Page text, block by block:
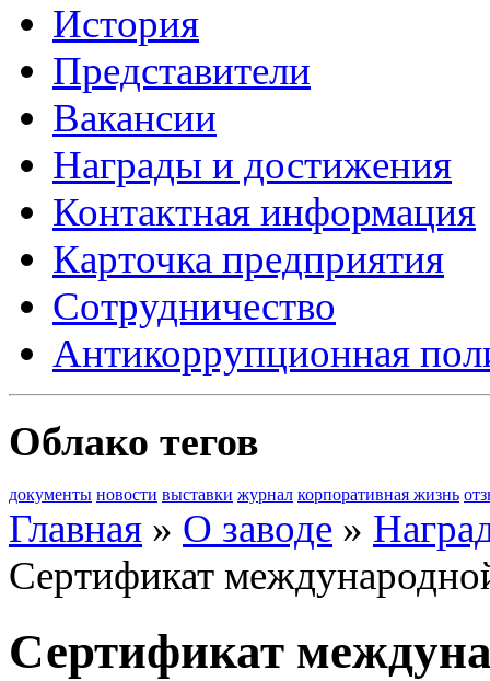
История
Представители
Вакансии
Награды и достижения
Контактная информация
Карточка предприятия
Сотрудничество
Антикоррупционная
Облако тегов
документы новости выставки журнал корпоративная жизнь
Главная » О заводе »
Сертификат
Сертификат